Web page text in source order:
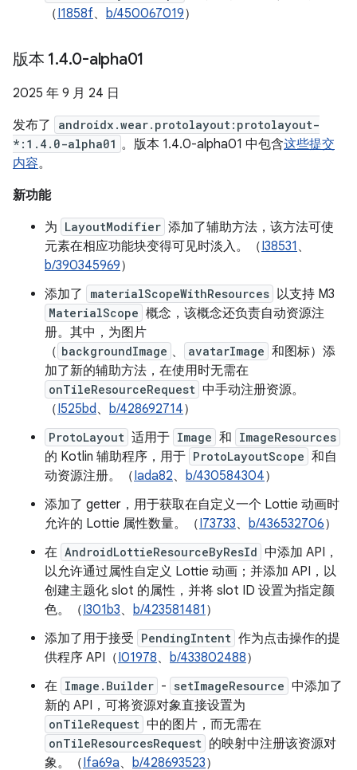
（I1858f、 b/450067019）
版本 1.4.0-alpha01
2025 年 9 月 24 日
发布了
androidx.wear.protolayout:protolayout-
*:1.4.0-alpha01 。版本 1.4.0-alpha01 中包含这些提交
内容。
新功能
为 LayoutModifier 添加了辅助方法，该方法可使
元素在相应功能块变得可见时淡入。（I38531 、
b/390345969）
添加了
materialScopeWithResources 以支持 M3
MaterialScope 概念，该概念还负责自动资源注
册。其中，为图片
（ backgroundImage 、 avatarImage 和图标）添
加了新的辅助方法，在使用时无需在
onTileResourceRequest 中手动注册资源。
（I525bd、 b/428692714）
ProtoLayout 适用于 Image 和 ImageResources
的 Kotlin 辅助程序，用于 ProtoLayoutScope 和自
动资源注册。（Iada82、 b/430584304）
添加了 getter，用于获取在自定义一个 Lottie 动画时
允许的 Lottie 属性数量。（I73733、 b/436532706）
在 AndroidLottieResourceByResId 中添加 API，
以允许通过属性自定义 Lottie 动画；并添加 API，以
创建主题化 slot 的属性，并将 slot ID 设置为指定颜
色。（I301b3、 b/423581481 ）
添加了用于接受 PendingIntent 作为点击操作的提
供程序 API（I01978、 b/433802488）
在 Image.Builder - setImageResource 中添加了
新的 API，可将资源对象直接设置为
onTileRequest 中的图片，而无需在
onTileResourcesRequest 的映射中注册该资源对
象。（Ifa69a、 b/428693523）